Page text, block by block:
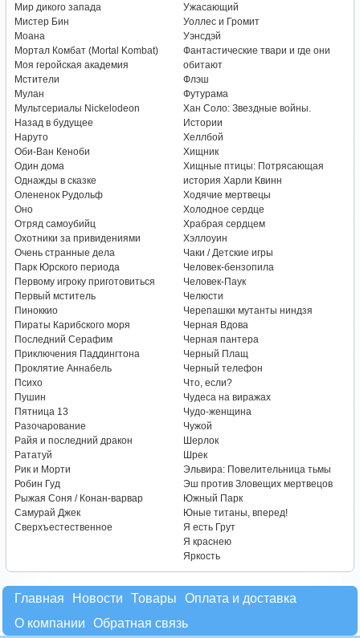
Мир дикого запада
Мистер Бин
Моана
Мортал Комбат (Mortal Kombat)
Моя геройская академия
Мстители
Мулан
Мультсериалы Nickelodeon
Назад в будущее
Наруто
Оби-Ван Кеноби
Один дома
Однажды в сказке
Олененок Рудольф
Оно
Отряд самоубийц
Охотники за привидениями
Очень странные дела
Парк Юрского периода
Первому игроку приготовиться
Первый мститель
Пиноккио
Пираты Карибского моря
Последний Серафим
Приключения Паддингтона
Проклятие Аннабель
Психо
Пушин
Пятница 13
Разочарование
Райя и последний дракон
Рататуй
Рик и Морти
Робин Гуд
Рыжая Соня / Конан-варвар
Самурай Джек
Сверхъестественное
Ужасающий
Уоллес и Громит
Уэнсдэй
Фантастические твари и где они
обитают
Флэш
Футурама
Хан Соло: Звездные войны.
Истории
Хеллбой
Хищник
Хищные птицы: Потрясающая
история Харли Квинн
Ходячие мертвецы
Холодное сердце
Храбрая сердцем
Хэллоуин
Чаки / Детские игры
Человек-бензопила
Человек-Паук
Челюсти
Черепашки мутанты ниндзя
Черная Вдова
Черная пантера
Черный Плащ
Черный телефон
Что, если?
Чудеса на виражах
Чудо-женщина
Чужой
Шерлок
Шрек
Эльвира: Повелительница тьмы
Эш против Зловещих мертвецов
Южный Парк
Юные титаны, вперед!
Я есть Грут
Я краснею
Яркость
Главная Новости Товары
Оплата и доставка
О компании
Обратная связь